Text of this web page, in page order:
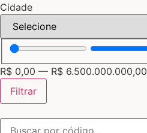
Cidade
R$ 0,00 — R$ 6.500.000.000,00
Filtrar